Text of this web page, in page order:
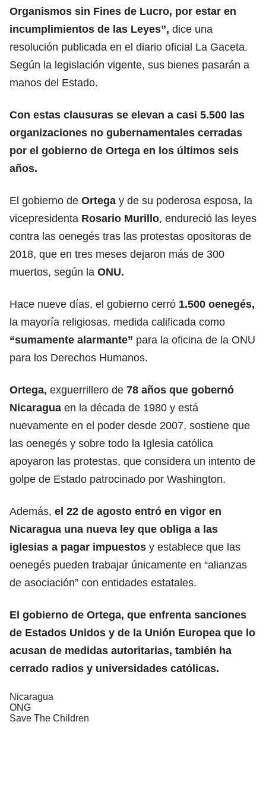
Organismos sin Fines de Lucro, por estar en
incumplimientos de las Leyes”, dice una
resolución publicada en el diario oficial La Gaceta.
Según la legislación vigente, sus bienes pasarán a
manos del Estado.
Con estas clausuras se elevan a casi 5.500 las
organizaciones no gubernamentales cerradas
por el gobierno de Ortega en los últimos seis
años.
El gobierno de Ortega y de su poderosa esposa, la
vicepresidenta Rosario Murillo, endureció las leyes
contra las oenegés tras las protestas opositoras de
2018, que en tres meses dejaron más de 300
muertos, según la ONU.
Hace nueve días, el gobierno cerró 1.500 oenegés,
la mayoría religiosas, medida calificada como
“sumamente alarmante” para la oficina de la ONU
para los Derechos Humanos.
Ortega, exguerrillero de 78 años que gobernó
Nicaragua en la década de 1980 y está
nuevamente en el poder desde 2007, sostiene que
las oenegés y sobre todo la Iglesia católica
apoyaron las protestas, que considera un intento de
golpe de Estado patrocinado por Washington.
Además, el 22 de agosto entró en vigor en
Nicaragua una nueva ley que obliga a las
iglesias a pagar impuestos y establece que las
oenegés pueden trabajar únicamente en “alianzas
de asociación” con entidades estatales.
El gobierno de Ortega, que enfrenta sanciones
de Estados Unidos y de la Unión Europea que lo
acusan de medidas autoritarias, también ha
cerrado radios y universidades católicas.
Nicaragua
ONG
Save The Children